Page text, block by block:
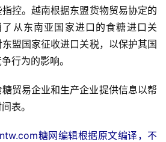
控。越南根据东盟货物贸易协定的
从东南亚国家进口的食糖进口关
盟国家征收进口关税，以保护其国
行为的影响。
贸易企业和生产企业提供信息以帮
表。
糖网编辑根据原文编译，不